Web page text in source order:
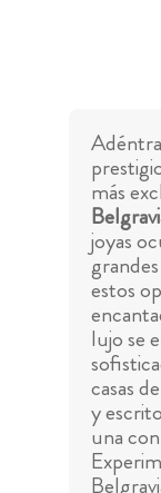
más
joyas
estos
lujo se
casas
y
una